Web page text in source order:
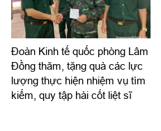
Đoàn Kinh tế quốc phòng Lâm
Đồng thăm, tặng quà các lực
lượng thực hiện nhiệm vụ tìm
kiếm, quy tập hài cốt liệt sĩ